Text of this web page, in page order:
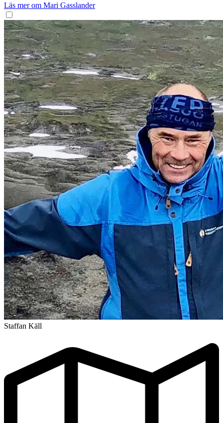
Läs mer om Mari Gasslander
Staffan Käll